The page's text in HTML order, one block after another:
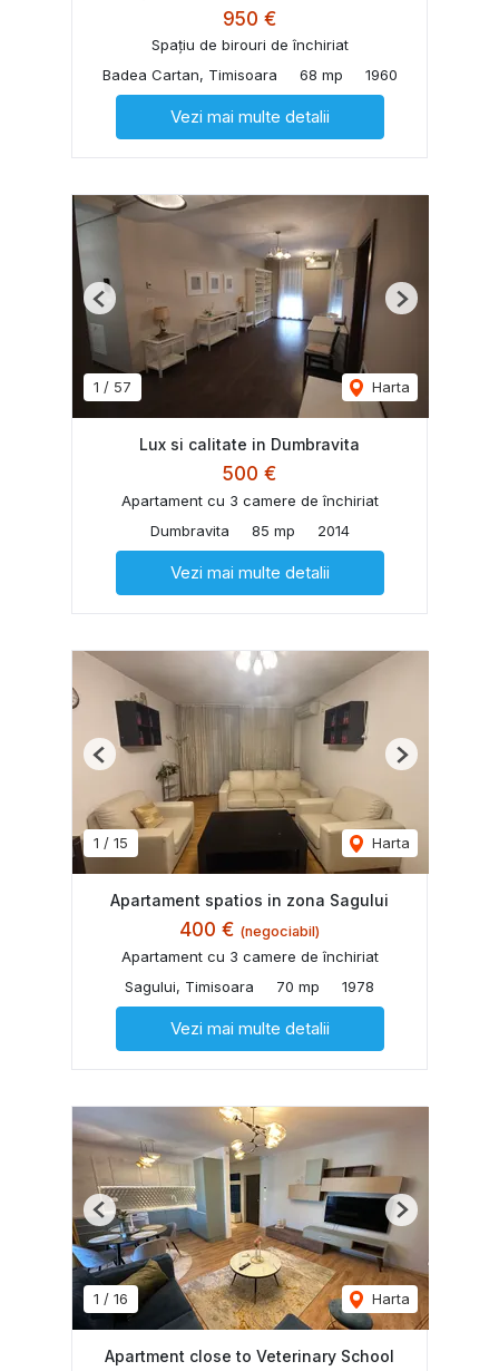
950 €
Spațiu de birouri de închiriat
Badea Cartan, Timisoara
68 mp 1960
Vezi mai multe detalii
1 / 57 Harta
Previous Next
Lux si calitate in Dumbravita
500 €
Apartament cu 3 camere de închiriat
Dumbravita
85 mp 2014
Vezi mai multe detalii
1 / 15 Harta
Previous Next
Apartament spatios in zona Sagului
400 € (negociabil)
Apartament cu 3 camere de închiriat
Sagului, Timisoara
70 mp 1978
Vezi mai multe detalii
1 / 16 Harta
Previous Next
Apartment close to Veterinary School